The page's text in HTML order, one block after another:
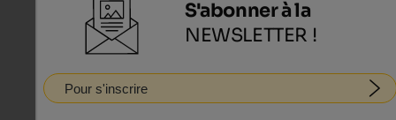
S'abonner à la
NEWSLETTER !
Pour s'inscrire